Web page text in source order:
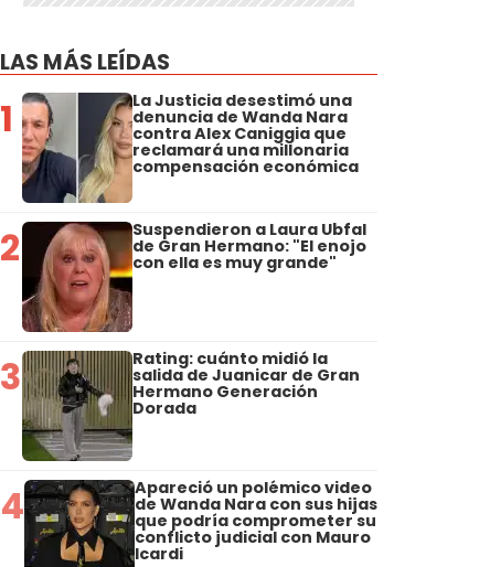
LAS MÁS LEÍDAS
1 La Justicia desestimó una
denuncia de Wanda Nara
contra Alex Caniggia que
reclamará una millonaria
compensación económica
2 Suspendieron a Laura Ubfal
de Gran Hermano: "El enojo
con ella es muy grande"
3 Rating: cuánto midió la
salida de Juanicar de Gran
Hermano Generación
Dorada
4 Apareció un polémico video
de Wanda Nara con sus hijas
que podría comprometer su
conflicto judicial con Mauro
Icardi